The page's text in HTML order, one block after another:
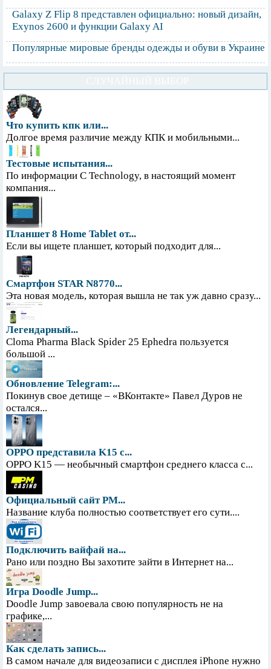
Galaxy Z Flip 8 представлен официально: новый дизайн,
Exynos 2600 и функции Galaxy AI
Популярные мировые бренды одежды и обуви в Украине
Что купить кпк или...
Долгое время различие между КПК и мобильными...
Тестовые испытания...
По информации С Technology, в настоящий момент
компания...
Планшет 8 Home Tablet от...
Если вы ищете планшет, который подходит для...
Смартфон STAR N8770...
Эта новая модель, которая вышла не так уж давно сразу...
Легендарный...
Cloma Pharma Black Spider 25 Ephedra пользуется
большой ...
Обновление Telegram:...
Покинув свое детище – «ВКонтакте» Павел Дуров не
остался...
OPPO представила K15 с...
OPPO K15 — необычный смартфон среднего класса с...
Официальный сайт PM...
Название клуба полностью соответствует его сути....
Подключить вайфай на...
Рано или поздно Вы захотите зайти в Интернет на...
Игра Doodle Jump...
Doodle Jump завоевала свою популярность не на
графике,...
Как сделать запись...
В самом начале для видеозаписи с дисплея iPhone нужно